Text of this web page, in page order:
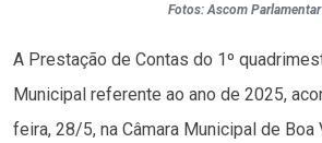
Fotos: Ascom Parlamentar
A Prestação de Contas do 1º
Municipal referente ao ano de 2025,
feira, 28/5, na Câmara Municipal de Boa